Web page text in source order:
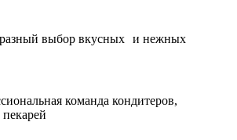
выбор вкусных и нежных
команда кондитеров,